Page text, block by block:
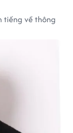
tiếng về thông